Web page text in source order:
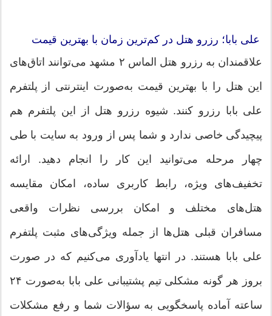
علی بابا؛‌ رزرو هتل در کم‌ترین زمان با بهترین قیمت
علاقمندان به رزرو هتل الماس ۲ مشهد می‌توانند اتاق‌های
این هتل را با بهترین قیمت به‌صورت اینترنتی از پلتفرم
علی ‌بابا رزرو کنند. شیوه رزرو هتل از این پلتفرم هم
پیچیدگی خاصی ندارد و شما پس از ورود به سایت با طی
چهار مرحله می‌توانید این کار را انجام دهید. ارائه
تخفیف‌های ویژه، رابط کاربری ساده، امکان مقایسه
هتل‌های مختلف و امکان بررسی نظرات واقعی
مسافران قبلی هتل‌ها از جمله ویژگی‌های مثبت پلتفرم
علی بابا هستند. در انتها یادآوری می‌کنیم که در صورت
بروز هر گونه مشکلی تیم پشتیبانی علی بابا به‌صورت ۲۴
ساعته آماده پاسخگویی به سؤالات شما و رفع مشکلات